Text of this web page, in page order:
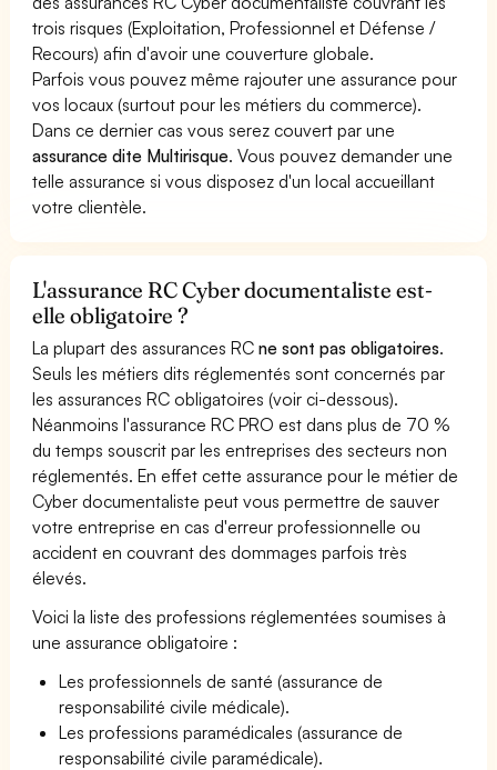
trois risques (Exploitation, Professionnel et Défense /
Recours) afin d'avoir une couverture globale.
Parfois vous pouvez même rajouter une assurance pour
vos locaux (surtout pour les métiers du commerce).
Dans ce dernier cas vous serez couvert par une
assurance dite Multirisque. Vous pouvez demander une
telle assurance si vous disposez d'un local accueillant
votre clientèle.
L'assurance RC Cyber documentaliste est-
elle obligatoire ?
La plupart des assurances RCne sont pas obligatoires.
Seuls les métiers dits réglementés sont concernés par
les assurances RC obligatoires (voir ci-dessous).
Néanmoins l'assurance RC PRO est dans plus de 70 %
du temps souscrit par les entreprises des secteurs non
réglementés. En effet cette assurance pour le métier de
Cyber documentaliste peut vous permettre de sauver
votre entreprise en cas d'erreur professionnelle ou
accident en couvrant des dommages parfois très
élevés.
Voici la liste des professions réglementées soumises à
une assurance obligatoire :
Les professionnels de santé (assurance de
responsabilité civile médicale).
Les professions paramédicales (assurance de
responsabilité civile paramédicale).